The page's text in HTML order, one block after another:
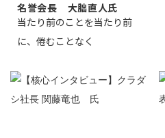
名誉会長 大朏直人氏
当たり前のことを当たり前
に、倦むことなく